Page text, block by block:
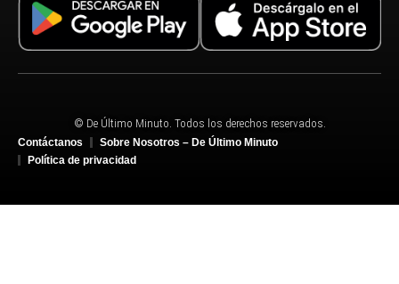
© De Último Minuto. Todos los derechos reservados.
Contáctanos
Sobre Nosotros – De Último Minuto
Política de privacidad